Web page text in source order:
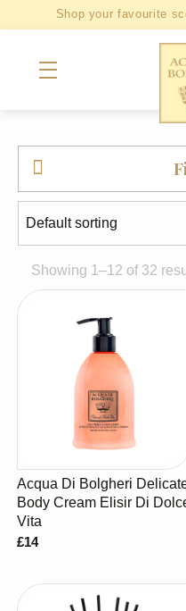
Shop your favourite
Showing 1–12 of 32
Acqua Di Bolgheri
Body Cream Elisir Di
Vita
£14